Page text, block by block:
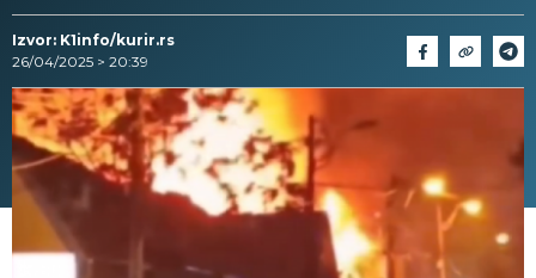
Izvor: K1info/kurir.rs
26/04/2025 > 20:39